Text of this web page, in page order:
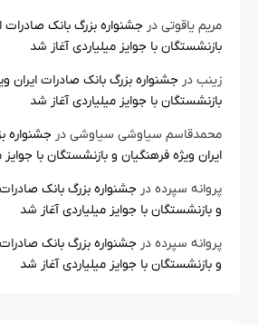
مریم یاقوتی در جشنواره بزرگ بانک صادرات
بازنشستگان با جوایز میلیاردی آغاز شد
زینب در جشنواره بزرگ بانک صادرات ایران
بازنشستگان با جوایز میلیاردی آغاز شد
محمدقاسم سیاوشی سیاوشی در جشنواره
ایران ویژه فرهنگیان و بازنشستگان با جوایز
پروانه سپرده در جشنواره بزرگ بانک
و بازنشستگان با جوایز میلیاردی آغاز شد
پروانه سپرده در جشنواره بزرگ بانک
و بازنشستگان با جوایز میلیاردی آغاز شد